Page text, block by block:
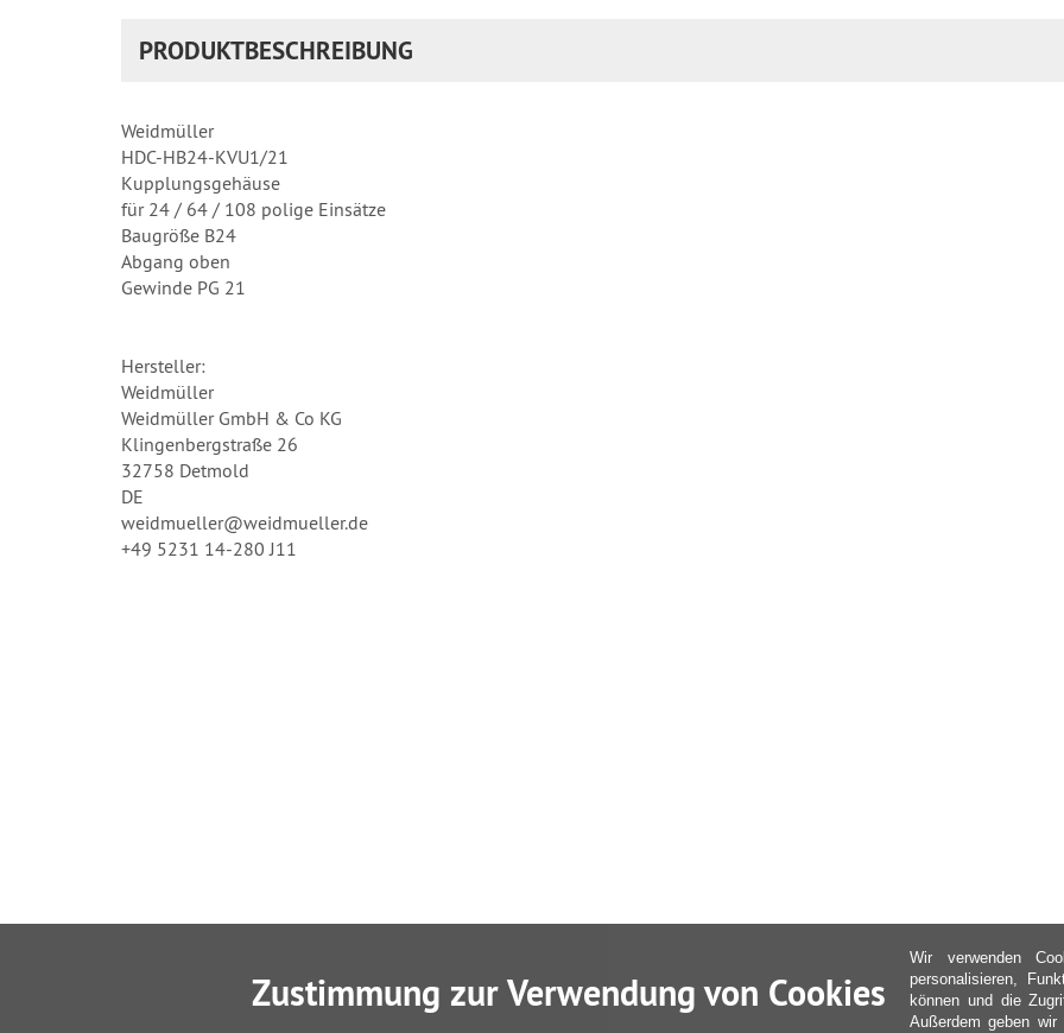
PRODUKTBESCHREIBUNG
Weidmüller
HDC-HB24-KVU1/21
Kupplungsgehäuse
für 24 / 64 / 108 polige Einsätze
Baugröße B24
Abgang oben
Gewinde PG 21
Hersteller:
Weidmüller
Weidmüller GmbH & Co KG
Klingenbergstraße 26
32758 Detmold
DE
weidmueller@weidmueller.de
+49 5231 14-280 J11
Zustimmung zur Verwendung von Cookies
Wir verwenden
personalisieren,
können und die
Außerdem geben